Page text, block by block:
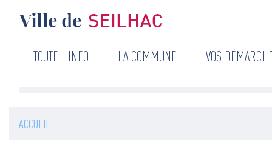
Navigation
TOUTE L'INFO LA COMMUNE VOS
ACCUEIL